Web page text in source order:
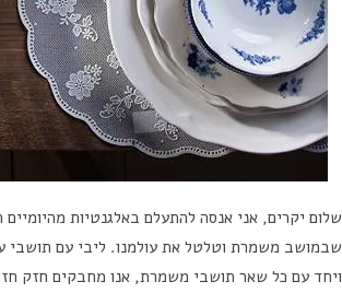
שלום יקרים, אני אנסה להתעלם באלגנטיות
שבמושב משמרת וטלטל את עולמנו. ליבי עם תושבי
ויחד עם כל שאר תושבי משמרת, אנו מחבקים חזק